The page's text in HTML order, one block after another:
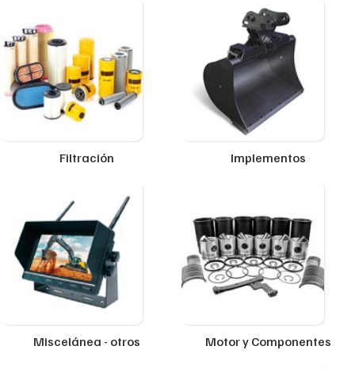
Filtración Implementos
Miscelánea - otros Motor y Componentes